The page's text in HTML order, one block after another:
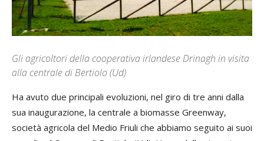
Gli agricoltori della cooperativa irlandese Drinagh in visita
alla centrale di Bertiolo (Ud)
Ha avuto due principali evoluzioni, nel giro di tre anni dalla
sua inaugurazione, la centrale a biomasse Greenway,
società agricola del Medio Friuli che abbiamo seguito ai suoi